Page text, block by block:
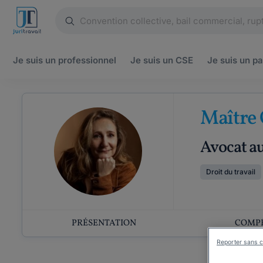
Je suis un professionnel Je suis un CSE Je suis un
Maître
Avocat
Droit du travail
PRÉSENTATION
Reporter sans